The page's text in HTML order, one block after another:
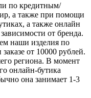
по кредитным/
а также при помощи
а также онлайн
от бренда.
наши изделия по
от 10000 рублей.
региона. В момент
онлайн-бутика
она занимает 1-3